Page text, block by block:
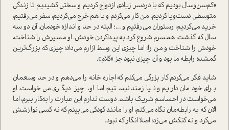
«کم‌سن‌و‌سال بودیم که با دردسر زیادی ازدواج کردیم و سختی کشیدیم تا زندگی
متوسطی دست‌و‌پا کردیم. من کار می‌کردم و با هم خرج می‌کردیم، سفر می‌رفتیم،
خرید می‌کردیم، رستوران می‌رفتیم و ...؛ البته در حد و اندازه خودمان. آن دو سه
سال که گذشت، همسرم شروع کرد به پیدا‌کردن خودش. او مسیرش را شناخت،
خودش را شناخت و من را؛ اما چیزی این وسط آزارم می‌داد؛ چیزی که بزرگ‌ترین
گمشده رابطه ما بود و آن، چیزی نبود جز «کلام».
شاید فکر می‌کردم کار بزرگی می‌کنم که اجاره خانه را می‌دهم و در حد وسعمان
برای خودمان داریم و نیازمند نیستیم، اما او، چیز دیگری می‌خواست. او
می‌خواست در احساسم شریک باشد. دوست ندارم این عبارت را به‌کار ببرم، اما
الان که به رابطه‌مان نگاه می‌کنم، او را مانند کودکی می‌بینم که نه کسی نوازشش
می‌کرد و نه کتکش می‌زد؛ اصلا انگار که نبود.